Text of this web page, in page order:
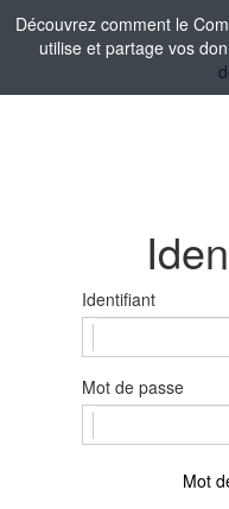
Découvrez comment le
utilise et partage vos
Identifiant
Mot de passe
Mot